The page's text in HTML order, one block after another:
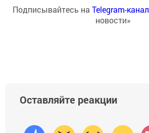
Подписывайтесь на Telegram-канал
новости»
Оставляйте реакции